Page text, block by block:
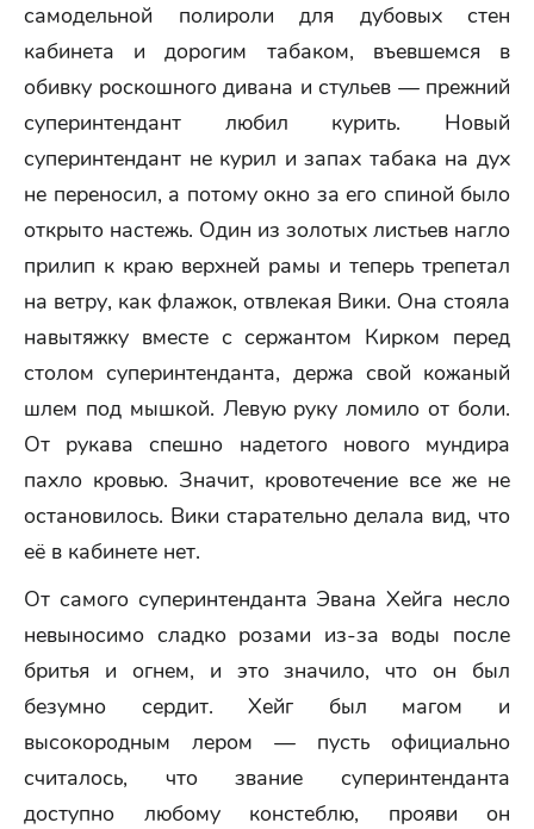
самодельной полироли для дубовых стен
кабинета и дорогим табаком, въевшемся в
обивку роскошного дивана и стульев — прежний
суперинтендант любил курить. Новый
суперинтендант не курил и запах табака на дух
не переносил, а потому окно за его спиной было
открыто настежь. Один из золотых листьев нагло
прилип к краю верхней рамы и теперь трепетал
на ветру, как флажок, отвлекая Вики. Она стояла
навытяжку вместе с сержантом Кирком перед
столом суперинтенданта, держа свой кожаный
шлем под мышкой. Левую руку ломило от боли.
От рукава спешно надетого нового мундира
пахло кровью. Значит, кровотечение все же не
остановилось. Вики старательно делала вид, что
её в кабинете нет.
От самого суперинтенданта Эвана Хейга несло
невыносимо сладко розами из-за воды после
бритья и огнем, и это значило, что он был
безумно сердит. Хейг был магом и
высокородным лером — пусть официально
считалось, что звание суперинтенданта
доступно любому констеблю, прояви он